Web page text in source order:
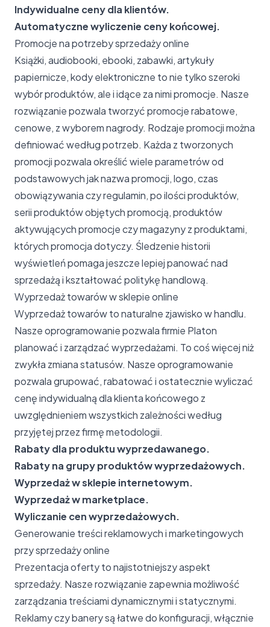
Indywidualne ceny dla klientów.
Automatyczne wyliczenie ceny końcowej.
Promocje na potrzeby sprzedaży online
Książki, audiobooki, ebooki, zabawki, artykuły
papiernicze, kody elektroniczne to nie tylko szeroki
wybór produktów, ale i idące za nimi promocje. Nasze
rozwiązanie pozwala tworzyć promocje rabatowe,
cenowe, z wyborem nagrody. Rodzaje promocji można
definiować według potrzeb. Każda z tworzonych
promocji pozwala określić wiele parametrów od
podstawowych jak nazwa promocji, logo, czas
obowiązywania czy regulamin, po ilości produktów,
serii produktów objętych promocją, produktów
aktywujących promocje czy magazyny z produktami,
których promocja dotyczy. Śledzenie historii
wyświetleń pomaga jeszcze lepiej panować nad
sprzedażą i kształtować politykę handlową.
Wyprzedaż towarów w sklepie online
Wyprzedaż towarów to naturalne zjawisko w handlu.
Nasze oprogramowanie pozwala firmie Platon
planować i zarządzać wyprzedażami. To coś więcej niż
zwykła zmiana statusów. Nasze oprogramowanie
pozwala grupować, rabatować i ostatecznie wyliczać
cenę indywidualną dla klienta końcowego z
uwzględnieniem wszystkich zależności według
przyjętej przez firmę metodologii.
Rabaty dla produktu wyprzedawanego.
Rabaty na grupy produktów wyprzedażowych.
Wyprzedaż w sklepie internetowym.
Wyprzedaż w marketplace.
Wyliczanie cen wyprzedażowych.
Generowanie treści reklamowych i marketingowych
przy sprzedaży online
Prezentacja oferty to najistotniejszy aspekt
sprzedaży. Nasze rozwiązanie zapewnia możliwość
zarządzania treściami dynamicznymi i statycznymi.
Reklamy czy banery są łatwe do konfiguracji, włącznie